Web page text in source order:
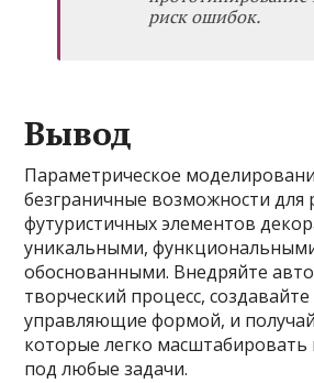
риск ошибок.
Вывод
Параметрическое
безграничные возможности для
футуристичных элементов
уникальными,
обоснованными. Внедряйте
творческий процесс,
управляющие формой, и
которые легко масштабировать
под любые задачи.